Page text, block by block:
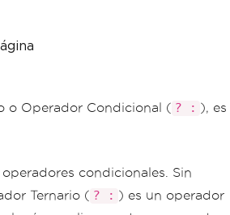
o Operador Condicional ( ? : ), es
condicionales. Sin
Ternario ( ? : ) es un operador